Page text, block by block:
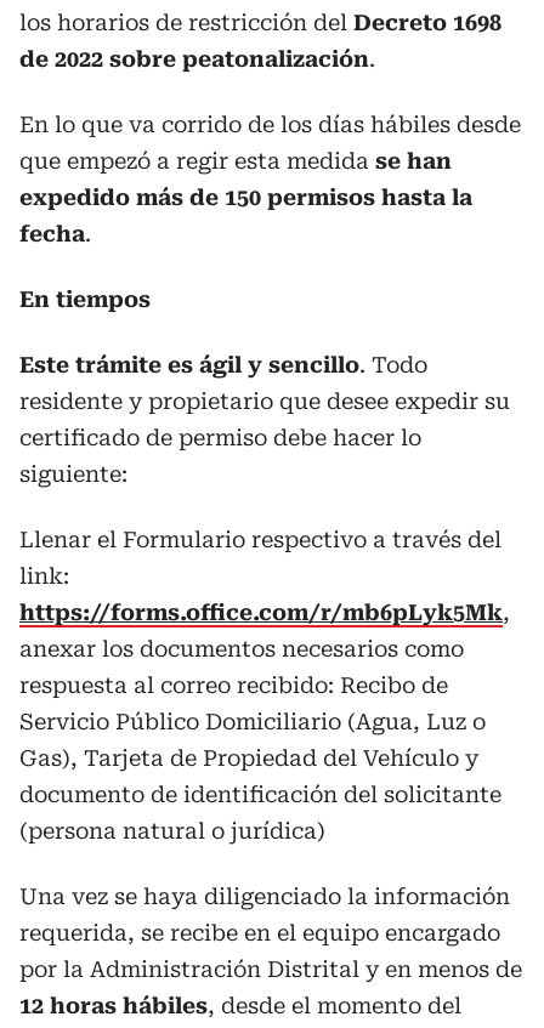
los horarios de restricción del Decreto 1698
de 2022 sobre peatonalización.
En lo que va corrido de los días hábiles desde
que empezó a regir esta medida se han
expedido más de 150 permisos hasta la
fecha.
En tiempos
Este trámite es ágil y sencillo. Todo
residente y propietario que desee expedir su
certificado de permiso debe hacer lo
siguiente:
Llenar el Formulario respectivo a través del
link:
https://forms.office.com/r/mb6pLyk5Mk,
anexar los documentos necesarios como
respuesta al correo recibido: Recibo de
Servicio Público Domiciliario (Agua, Luz o
Gas), Tarjeta de Propiedad del Vehículo y
documento de identificación del solicitante
(persona natural o jurídica)
Una vez se haya diligenciado la información
requerida, se recibe en el equipo encargado
por la Administración Distrital y en menos de
12 horas hábiles, desde el momento del